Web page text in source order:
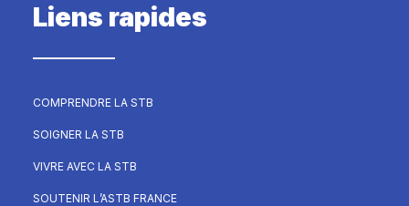
Liens rapides
COMPRENDRE LA STB
SOIGNER LA STB
VIVRE AVEC LA STB
SOUTENIR L’ASTB FRANCE